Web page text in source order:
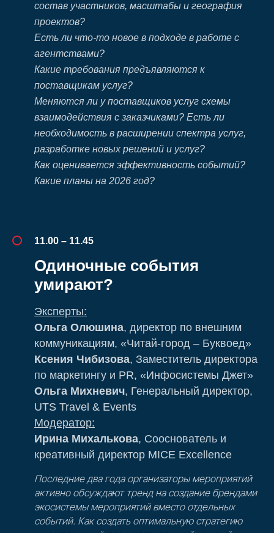
состав участников, масштабы и география
проектов?
Есть ли что-то новое в подходе в работе с
агентствами?
Какие требования предъявляются к
поставщикам услуг?
Меняются ли у поставщиков услуг схемы
взаимодействия с заказчиками? Есть ли
необходимость в расширении спектра услуг,
разработке новых решений и услуг?
Как оценивается эффективность событий?
Какие планы на 2026 год?
11.00 – 11.45
Одиночные события
умирают?
Эксперты:
Ольга Олюшина, директор по внешним
коммуникациям, «Читай-город – Буквоед»
Ксения Чибизова, Заместитель директора
по маркетингу и PR, «Инфосистемы Джет»
Ольга Михневич, Генеральный директор,
UTS Travel & Events
Модератор:
Ирина Михалькова, Сооснователь и
креативный директор MICE Excellence
Последние два года организаторы мероприятий
активно обсуждают тренд на создание брендами
экосистемы мероприятий вместо отдельных
событий. Как создать оптимальную стратегию